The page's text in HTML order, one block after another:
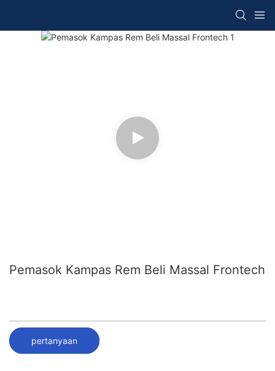
Pemasok Kampas Rem Beli Massal Frontech
pertanyaan